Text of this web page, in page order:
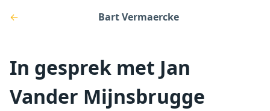
← Bart Vermaercke
In gesprek met Jan
Vander Mijnsbrugge